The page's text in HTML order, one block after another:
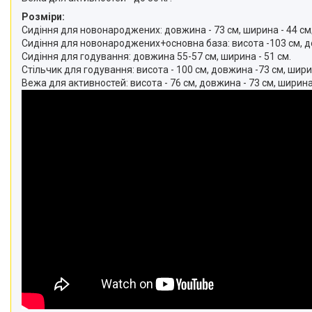
Розміри:
Сидіння для новонароджених: довжина - 73 см, ширина - 44
Сидіння для новонароджених+основна база: висота -103 см,
Сидіння для годування: довжина 55-57 см, ширина - 51 см.
Стільчик для годування: висота - 100 см, довжина -73 см,
Вежа для активностей: висота - 76 см, довжина - 73 см,